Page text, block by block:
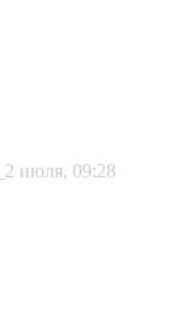
2 июля, 09:28